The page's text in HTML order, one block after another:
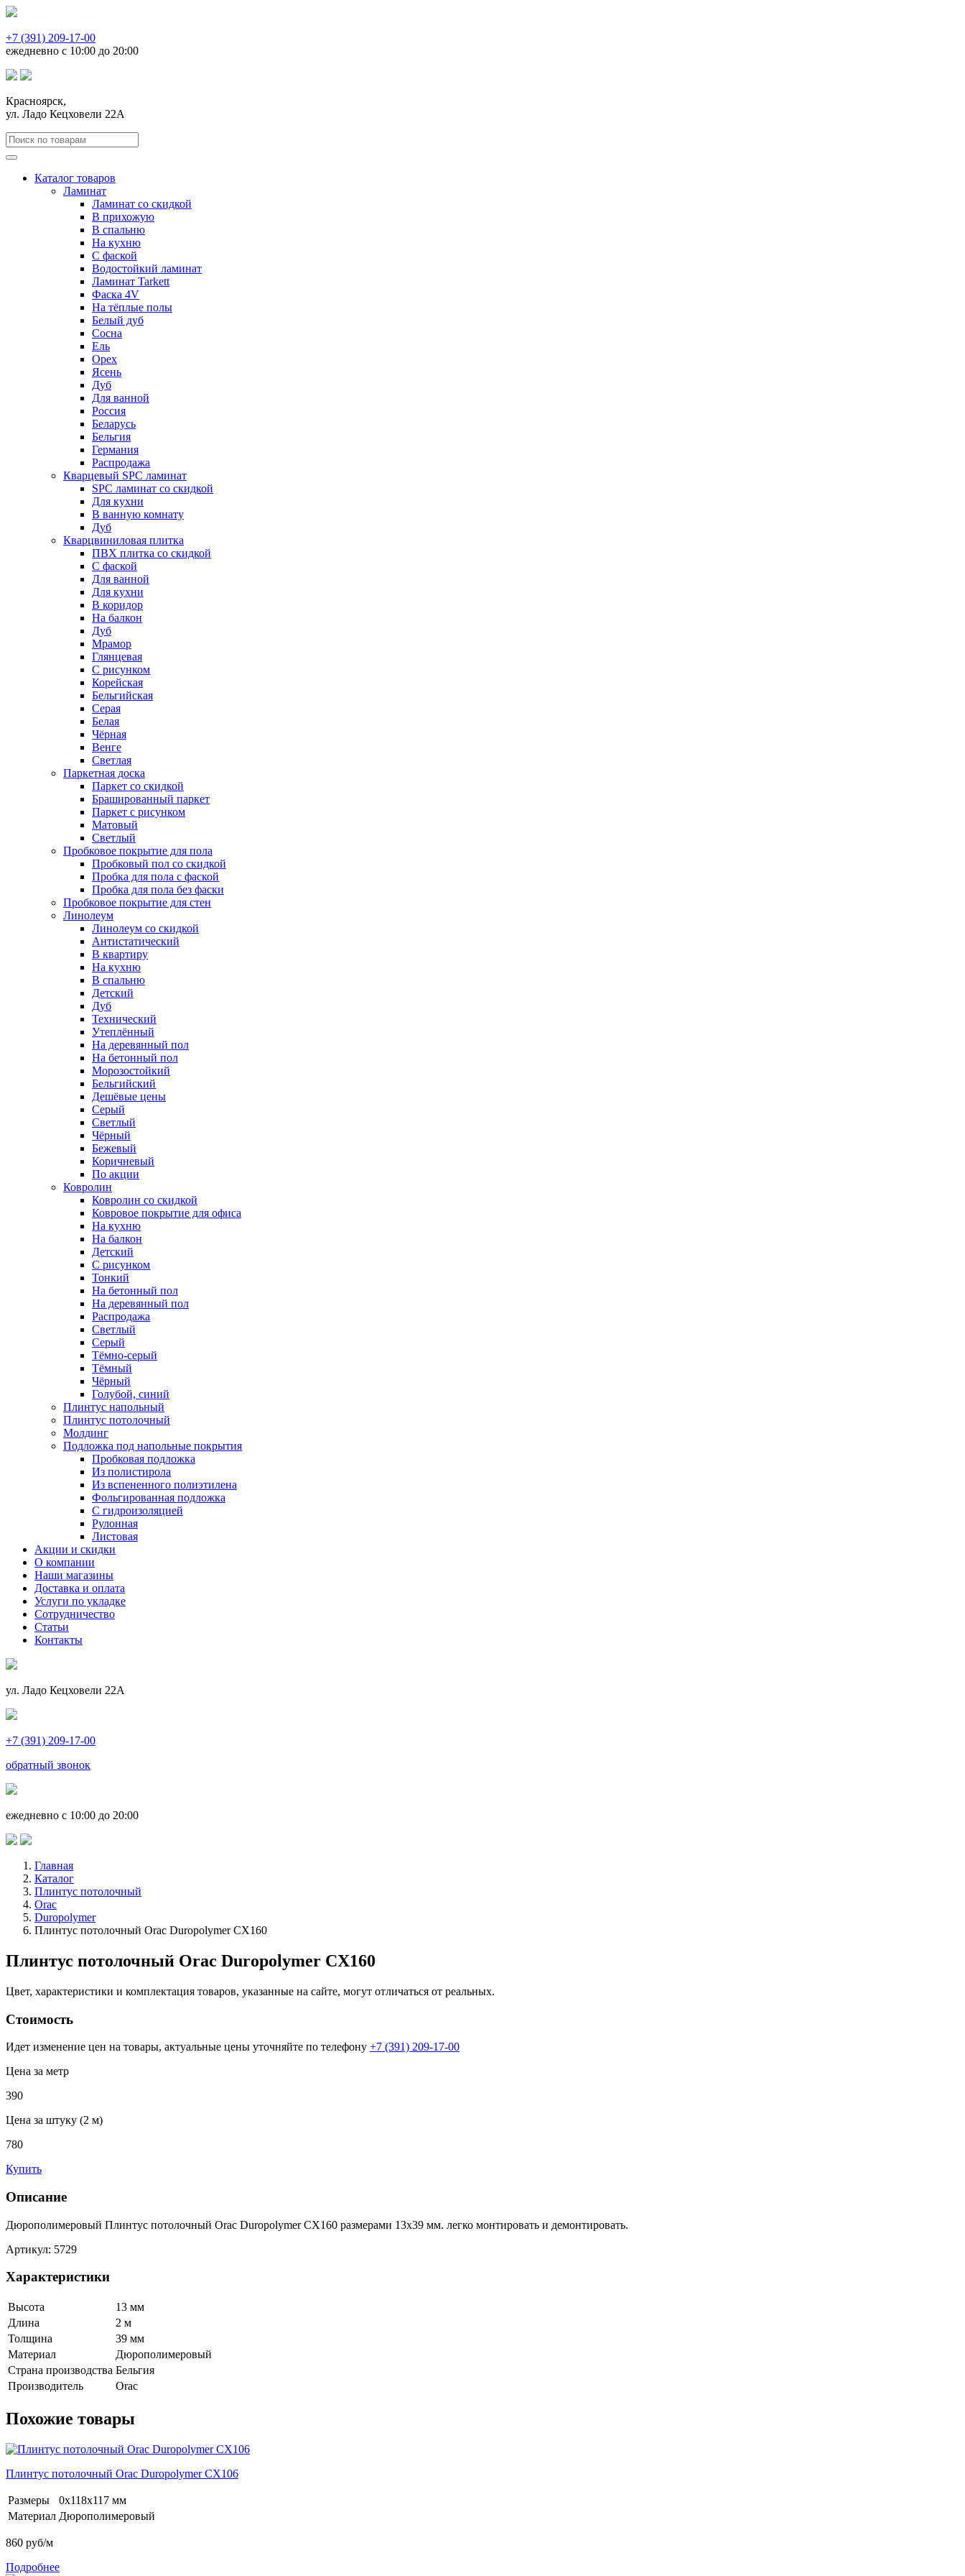
+7 (391) 209-17-00
ежедневно с 10:00 до 20:00
Красноярск,
ул. Ладо Кецховели 22А
Каталог товаров
Ламинат
Ламинат со скидкой
В прихожую
В спальню
На кухню
С фаской
Водостойкий ламинат
Ламинат Tarkett
Фаска 4V
На тёплые полы
Белый дуб
Сосна
Ель
Орех
Ясень
Дуб
Для ванной
Россия
Беларусь
Бельгия
Германия
Распродажа
Кварцевый SPC ламинат
SPC ламинат со скидкой
Для кухни
В ванную комнату
Дуб
Кварцвиниловая плитка
ПВХ плитка со скидкой
С фаской
Для ванной
Для кухни
В коридор
На балкон
Дуб
Мрамор
Глянцевая
С рисунком
Корейская
Бельгийская
Серая
Белая
Чёрная
Венге
Светлая
Паркетная доска
Паркет со скидкой
Брашированный паркет
Паркет с рисунком
Матовый
Светлый
Пробковое покрытие для пола
Пробковый пол со скидкой
Пробка для пола с фаской
Пробка для пола без фаски
Пробковое покрытие для стен
Линолеум
Линолеум со скидкой
Антистатический
В квартиру
На кухню
В спальню
Детский
Дуб
Технический
Утеплённый
На деревянный пол
На бетонный пол
Морозостойкий
Бельгийский
Дешёвые цены
Серый
Светлый
Чёрный
Бежевый
Коричневый
По акции
Ковролин
Ковролин со скидкой
Ковровое покрытие для офиса
На кухню
На балкон
Детский
С рисунком
Тонкий
На бетонный пол
На деревянный пол
Распродажа
Светлый
Серый
Тёмно-серый
Тёмный
Чёрный
Голубой, синий
Плинтус напольный
Плинтус потолочный
Молдинг
Подложка под напольные покрытия
Пробковая подложка
Из полистирола
Из вспененного полиэтилена
Фольгированная подложка
С гидроизоляцией
Рулонная
Листовая
Акции и скидки
О компании
Наши магазины
Доставка и оплата
Услуги по укладке
Сотрудничество
Статьи
Контакты
ул. Ладо Кецховели 22А
+7 (391) 209-17-00
обратный звонок
ежедневно с 10:00 до 20:00
Главная
Каталог
Плинтус потолочный
Orac
Duropolymer
Плинтус потолочный Orac Duropolymer CX160
Плинтус потолочный Orac Duropolymer CX160
Цвет, характеристики и комплектация товаров, указанные на сайте, могут отличаться от реальных.
Стоимость
Идет изменение цен на товары, актуальные цены уточняйте по телефону +7 (391) 209-17-00
Цена за метр
390
Цена за штуку (2 м)
780
Купить
Описание
Дюрополимеровый Плинтус потолочный Orac Duropolymer CX160 размерами 13x39 мм. легко монтировать и демонтировать.
Артикул: 5729
Характеристики
Высота
13 мм
Длина
2 м
Толщина
39 мм
Материал
Дюрополимеровый
Страна производства Бельгия
Производитель
Orac
Похожие товары
Плинтус потолочный Orac Duropolymer CX106
Размеры
0x118x117 мм
Материал Дюрополимеровый
860 руб/м
Подробнее